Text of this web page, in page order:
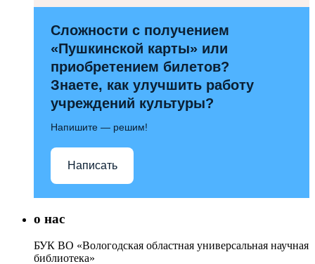
Сложности с получением
«Пушкинской карты» или
приобретением билетов?
Знаете, как улучшить работу
учреждений культуры?
Напишите — решим!
Написать
о нас
БУК ВО «Вологодская областная универсальная научная
библиотека»